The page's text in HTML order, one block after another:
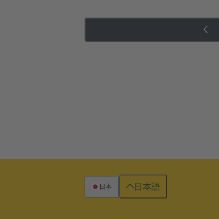
日本 日本語